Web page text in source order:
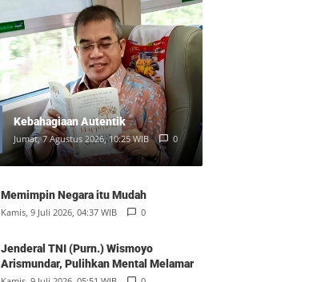
Kebahagiaan Autentik
Jumat, 7 Agustus 2026, 10:25 WIB 0
Memimpin Negara itu Mudah
Kamis, 9 Juli 2026, 04:37 WIB 0
Jenderal TNI (Purn.) Wismoyo
Arismundar, Pulihkan Mental Melamar